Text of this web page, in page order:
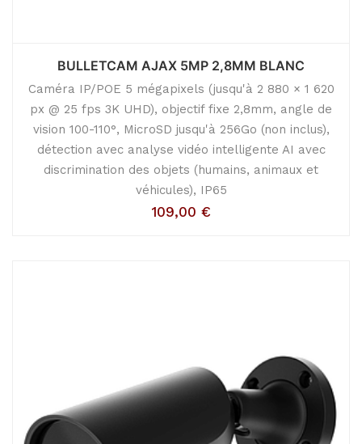
BULLETCAM AJAX 5MP 2,8MM BLANC
Caméra IP/POE 5 mégapixels (jusqu'à 2 880 × 1 620
px @ 25 fps 3K UHD), objectif fixe 2,8mm, angle de
vision 100-110°, MicroSD jusqu'à 256Go (non inclus),
détection avec analyse vidéo intelligente AI avec
discrimination des objets (humains, animaux et
véhicules), IP65
109,00 €